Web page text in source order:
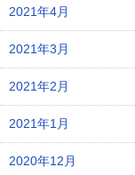
2021年4月
2021年3月
2021年2月
2021年1月
2020年12月